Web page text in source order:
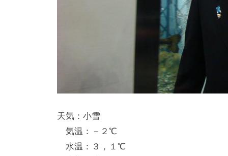
天気：小雪
気温：－２℃
水温：３，１℃